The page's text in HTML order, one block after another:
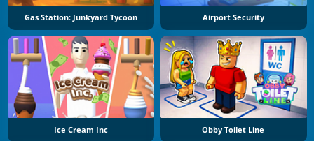
Gas Station: Junkyard Tycoon Airport Security
Ice Cream Inc Obby Toilet Line